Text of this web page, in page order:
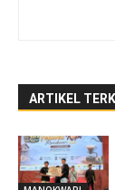
ARTIKEL